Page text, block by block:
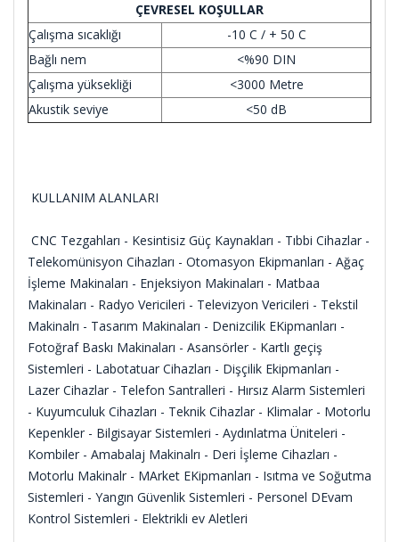
ÇEVRESEL KOŞULLAR
Çalışma sıcaklığı
-10 C / + 50 C
Bağlı nem
<%90 DIN
Çalışma yüksekliği
<3000 Metre
Akustik seviye
<50 dB
KULLANIM ALANLARI
CNC Tezgahları - Kesintisiz Güç Kaynakları - Tıbbi Cihazlar -
Telekomünisyon Cihazları - Otomasyon Ekipmanları - Ağaç
İşleme Makinaları - Enjeksiyon Makinaları - Matbaa
Makinaları - Radyo Vericileri - Televizyon Vericileri - Tekstil
Makinalrı - Tasarım Makinaları - Denizcilik EKipmanları -
Fotoğraf Baskı Makinaları - Asansörler - Kartlı geçiş
Sistemleri - Labotatuar Cihazları - Dişçilik Ekipmanları -
Lazer Cihazlar - Telefon Santralleri - Hırsız Alarm Sistemleri
- Kuyumculuk Cihazları - Teknik Cihazlar - Klimalar - Motorlu
Kepenkler - Bilgisayar Sistemleri - Aydınlatma Üniteleri -
Kombiler - Amabalaj Makinalrı - Deri İşleme Cihazları -
Motorlu Makinalr - MArket EKipmanları - Isıtma ve Soğutma
Sistemleri - Yangın Güvenlik Sistemleri - Personel DEvam
Kontrol Sistemleri - Elektrikli ev Aletleri